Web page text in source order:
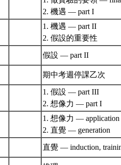
2. 機遇 — part I
1. 機遇 — part II
2. 假設的重要性
假設 — part II
期中考週停課乙次
1. 假設 — part III
2. 想像力 — part I
1. 想像力 — application
2. 直覺 — generation
直覺 — induction,